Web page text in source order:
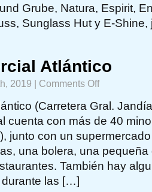
Grube, Natura, Espirit,
Sunglass Hut y E-
Atlántico
2019 | Comments Offon
Atlántico
(Carretera Gral.
cuenta con más de 40
junto con un
una bolera, una
También hay
durante las […]